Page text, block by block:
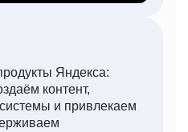
Яндекса:
контент,
и привлекаем